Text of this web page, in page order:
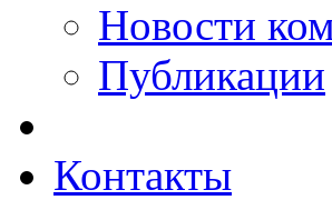
Новости
Публикации
Контакты